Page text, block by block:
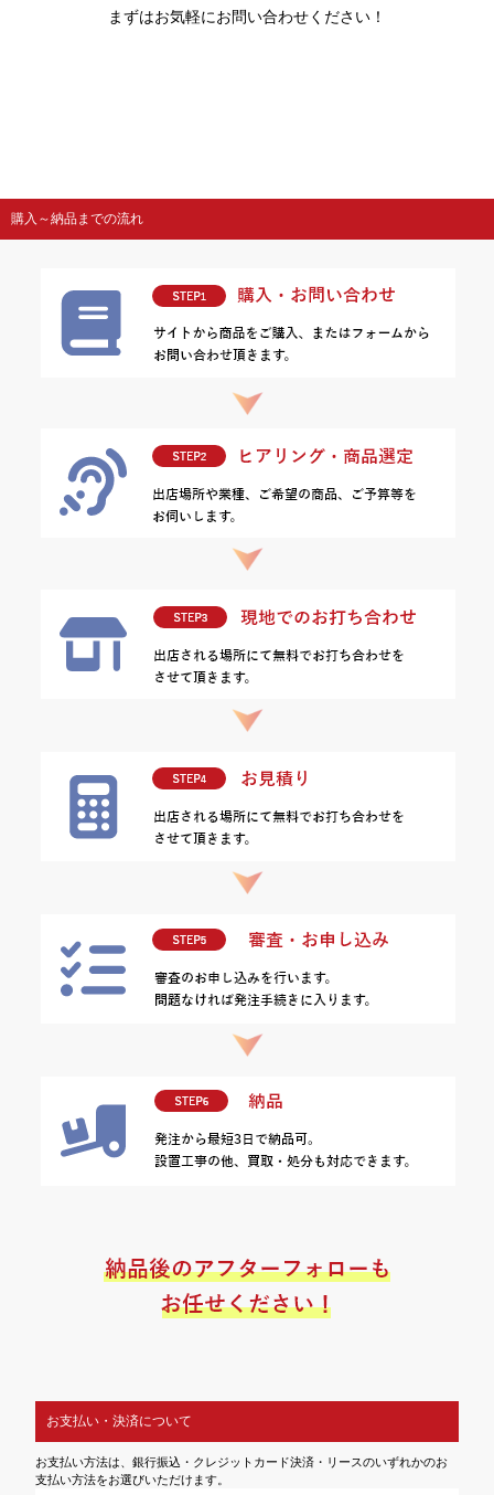
まずはお気軽にお問い合わせください！
購入～納品までの流れ
お支払い・決済について
お支払い方法は、銀行振込・クレジットカード決済・リースのいずれかのお
支払い方法をお選びいただけます。